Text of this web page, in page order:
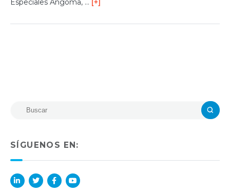
Especiales Angoma, … [+]
SÍGUENOS EN: